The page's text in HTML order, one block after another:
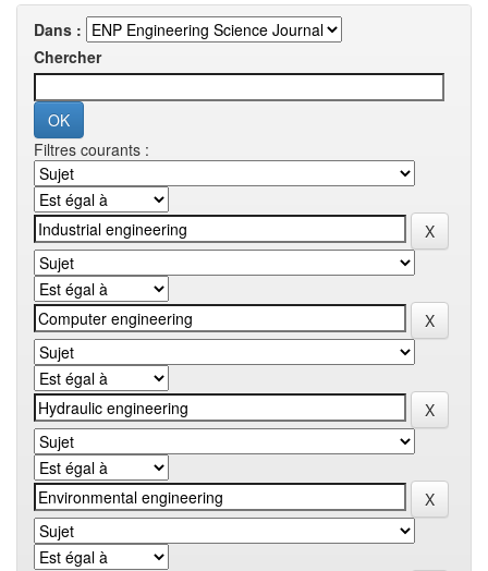
Dans :
Chercher
Filtres courants :